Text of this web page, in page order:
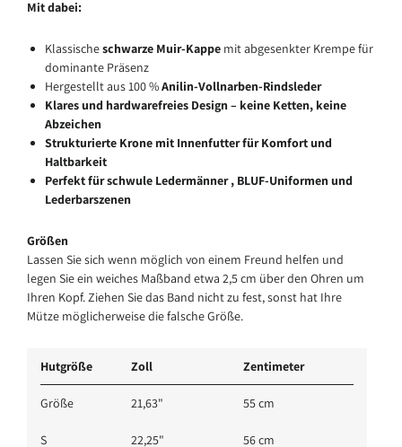
Mit dabei:
Klassischeschwarze Muir-Kappe mit abgesenkter Krempe für
dominante Präsenz
Hergestellt aus 100 %Anilin-Vollnarben-Rindsleder
Klares und hardwarefreies Design – keine Ketten, keine
Abzeichen
Strukturierte Krone mit Innenfutter für Komfort und
Haltbarkeit
Perfekt fürschwule Ledermänner, BLUF-Uniformen und
Lederbarszenen
Größen
Lassen Sie sich wenn möglich von einem Freund helfen und
legen Sie ein weiches Maßband etwa 2,5 cm über den Ohren um
Ihren Kopf. Ziehen Sie das Band nicht zu fest, sonst hat Ihre
Mütze möglicherweise die falsche Größe.
Hutgröße Zoll Zentimeter
Größe 21,63" 55 cm
S 22,25" 56 cm